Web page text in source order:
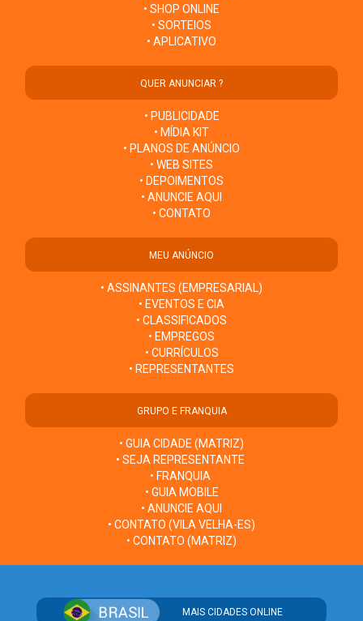
• SHOP ONLINE
• SORTEIOS
• APLICATIVO
QUER ANUNCIAR ?
• PUBLICIDADE
• MÍDIA KIT
• PLANOS DE ANÚNCIO
• WEB SITES
• DEPOIMENTOS
• ANUNCIE AQUI
• CONTATO
MEU ANÚNCIO
• ASSINANTES (EMPRESARIAL)
• EVENTOS E CIA
• CLASSIFICADOS
• EMPREGOS
• CURRÍCULOS
• REPRESENTANTES
GRUPO E FRANQUIA
• GUIA CIDADE (MATRIZ)
• SEJA REPRESENTANTE
• FRANQUIA
• GUIA MOBILE
• ANUNCIE AQUI
• CONTATO (VILA VELHA-ES)
• CONTATO (MATRIZ)
MAIS CIDADES ONLINE